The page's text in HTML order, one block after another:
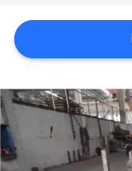
NEWS
PRIVACY
POLICY